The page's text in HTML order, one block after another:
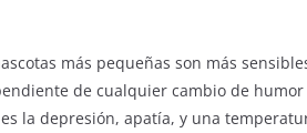
más pequeñas son más
de cualquier cambio de
la depresión, apatía, y una